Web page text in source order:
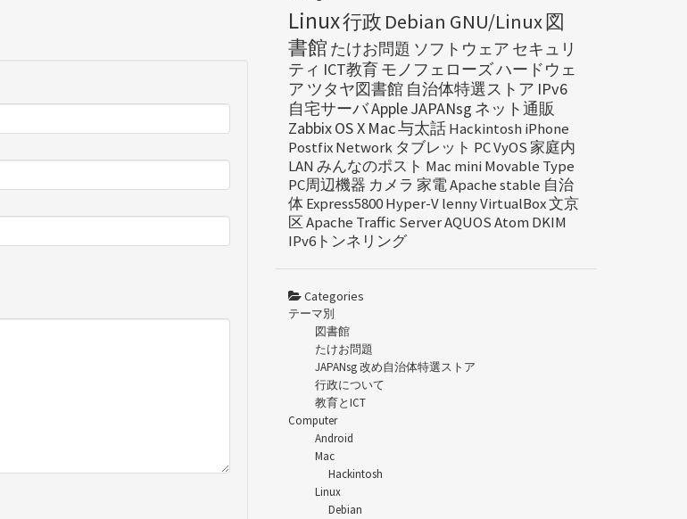
Linux行政 Debian GNU/Linux図
書館 たけお問題 ソフトウェア セキュリ
ティ ICT教育モノフェローズハードウェ
ア ツタヤ図書館 自治体特選ストア IPv6
自宅サーバAppleJAPANsg ネット通販
ZabbixOS X Mac与太話Hackintosh iPhone
PostfixNetwork タブレット PCVyOS 家庭内
LAN みんなのポスト Mac miniMovable Type
PC周辺機器 カメラ 家電Apachestable 自治
体Express5800Hyper-VlennyVirtualBox文京
区Apache Traffic ServerAQUOSAtom DKIM
IPv6トンネリング
Categories
テーマ別
図書館
たけお問題
JAPANsg 改め自治体特選ストア
行政について
教育とICT
Computer
Android
Mac
Hackintosh
Linux
Debian